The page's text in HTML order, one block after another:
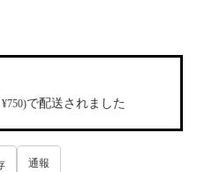
で配送されました
通報